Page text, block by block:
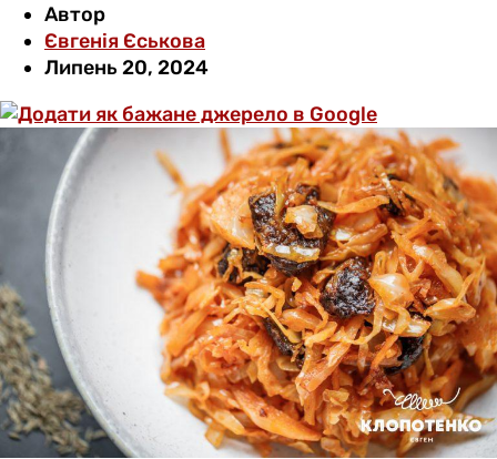
Автор
Євгенія Єськова
Липень 20, 2024